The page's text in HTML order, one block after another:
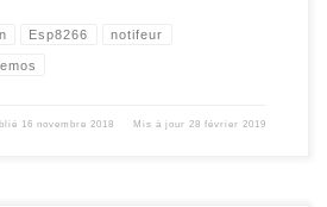
Esp8266 notifeur
16 novembre 2018 Mis à jour28 février 2019